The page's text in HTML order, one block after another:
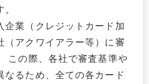
企業（クレジットカード加
（アクワイアラー等）に審
この際、各社で審査基準や
なるため、全ての各カード